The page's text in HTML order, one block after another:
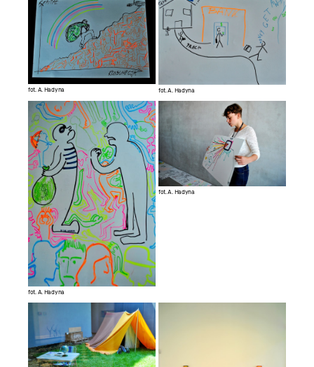
fot. A. Hadyna fot. A. Hadyna
fot. A. Hadyna
fot. A. Hadyna